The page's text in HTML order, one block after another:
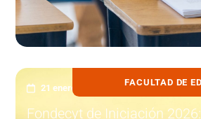
FACULTAD DE
21 enero, 2026
Fondecyt de Iniciación